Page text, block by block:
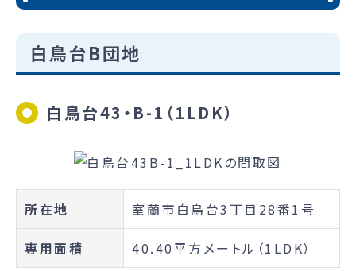
白鳥台B団地
白鳥台43・B-1（1LDK）
所在地 室蘭市白鳥台3丁目28番1号
専用面積 40.40平方メートル（1LDK）